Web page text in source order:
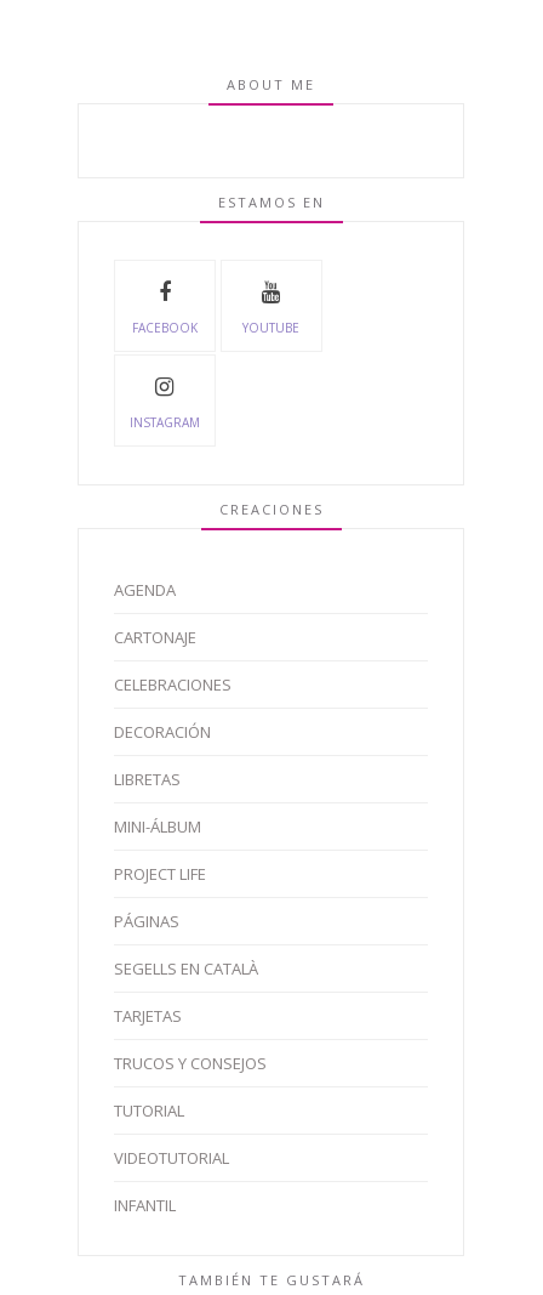
ABOUT ME
ESTAMOS EN
FACEBOOK YOUTUBE
INSTAGRAM
CREACIONES
AGENDA
CARTONAJE
CELEBRACIONES
DECORACIÓN
LIBRETAS
MINI-ÁLBUM
PROJECT LIFE
PÁGINAS
SEGELLS EN CATALÀ
TARJETAS
TRUCOS Y CONSEJOS
TUTORIAL
VIDEOTUTORIAL
INFANTIL
TAMBIÉN TE GUSTARÁ